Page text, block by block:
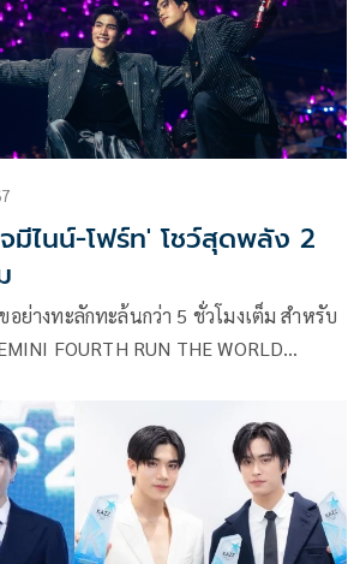
ถ่ายทำมิวสิควิดีโอสุดเอ็กซ์คลูซีฟในซิงเกิล
งตัวเธอด้วยได้ปะ (Love Ticket)
-โฟร์ท' โชว์สุดพลัง 2
อย่างทะลักทะล้นกว่า 5 ชั่วโมงเต็ม สำหรับ
FOURTH RUN THE WORLD
ะ โฟร์ท-ณัฐวรรธน์ จิโรชน์ธิกุล จาก
จัดเต็มความสนุกส่งต่อความสุขให้แฟนๆ
งความบันเทิงเพลิดเพลินไปกับแสงสีเสียง